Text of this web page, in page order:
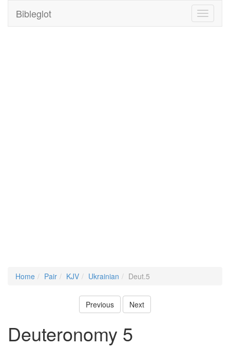
Toggle
Bibleglot
Home Pair KJV Ukrainian Deut.5
Previous Next
Deuteronomy 5